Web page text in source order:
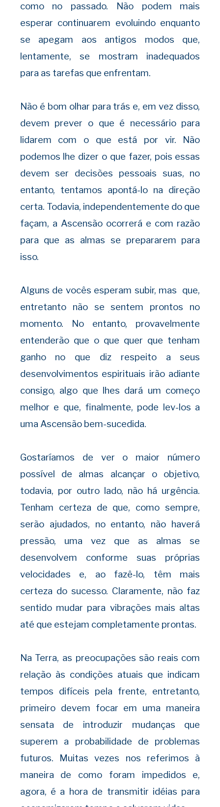
como no passado. Não podem mais
esperar continuarem evoluindo enquanto
se apegam aos antigos modos que,
lentamente, se mostram inadequados
para as tarefas que enfrentam.
Não é bom olhar para trás e, em vez disso,
devem prever o que é necessário para
lidarem com o que está por vir. Não
podemos lhe dizer o que fazer, pois essas
devem ser decisões pessoais suas, no
entanto, tentamos apontá-lo na direção
certa. Todavia, independentemente do que
façam, a Ascensão ocorrerá e com razão
para que as almas se prepararem para
isso.
Alguns de vocês esperam subir, mas que,
entretanto não se sentem prontos no
momento. No entanto, provavelmente
entenderão que o que quer que tenham
ganho no que diz respeito a seus
desenvolvimentos espirituais irão adiante
consigo, algo que lhes dará um começo
melhor e que, finalmente, pode lev-los a
uma Ascensão bem-sucedida.
Gostaríamos de ver o maior número
possível de almas alcançar o objetivo,
todavia, por outro lado, não há urgência.
Tenham certeza de que, como sempre,
serão ajudados, no entanto, não haverá
pressão, uma vez que as almas se
desenvolvem conforme suas próprias
velocidades e, ao fazê-lo, têm mais
certeza do sucesso. Claramente, não faz
sentido mudar para vibrações mais altas
até que estejam completamente prontas.
Na Terra, as preocupações são reais com
relação às condições atuais que indicam
tempos difíceis pela frente, entretanto,
primeiro devem focar em uma maneira
sensata de introduzir mudanças que
superem a probabilidade de problemas
futuros. Muitas vezes nos referimos à
maneira de como foram impedidos e,
agora, é a hora de transmitir idéias para